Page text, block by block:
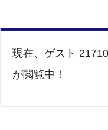
現在、ゲスト
が閲覧中！